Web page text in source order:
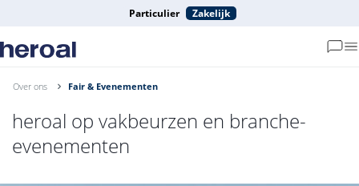
Particulier Zakelijk
Over ons Fair & Evenementen
heroal op vakbeurzen en branche-
evenementen